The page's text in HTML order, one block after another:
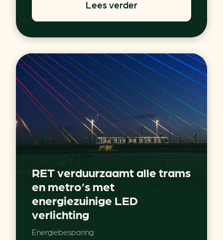
Lees verder
RET verduurzaamt alle trams
en metro’s met
energiezuinige LED
verlichting
Energiebesparing